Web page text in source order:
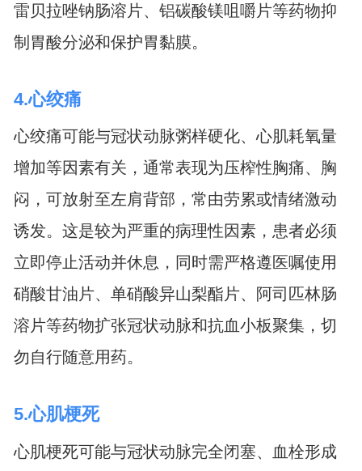
雷贝拉唑钠肠溶片、铝碳酸镁咀嚼片等药物抑
制胃酸分泌和保护胃黏膜。
4.心绞痛
心绞痛可能与冠状动脉粥样硬化、心肌耗氧量
增加等因素有关，通常表现为压榨性胸痛、胸
闷，可放射至左肩背部，常由劳累或情绪激动
诱发。这是较为严重的病理性因素，患者必须
立即停止活动并休息，同时需严格遵医嘱使用
硝酸甘油片、单硝酸异山梨酯片、阿司匹林肠
溶片等药物扩张冠状动脉和抗血小板聚集，切
勿自行随意用药。
5.心肌梗死
心肌梗死可能与冠状动脉完全闭塞、血栓形成